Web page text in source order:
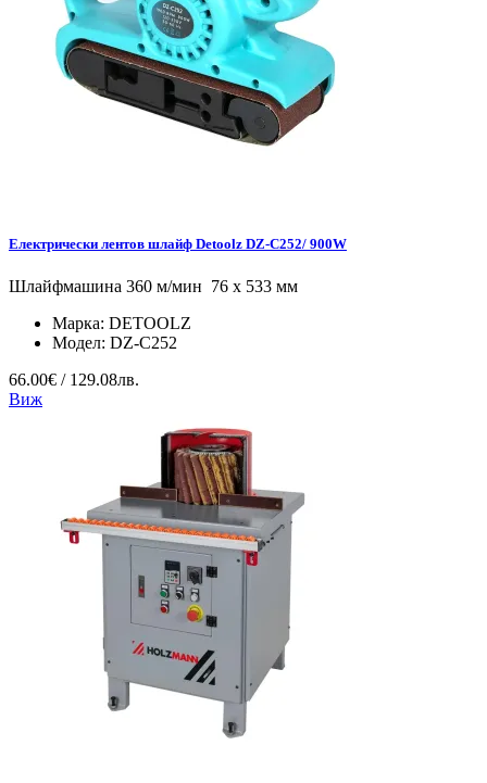
Електрически лентов шлайф Detoolz DZ-C252/ 900W
Шлайфмашина 360 м/мин 76 x 533 мм
Марка: DETOOLZ
Модел: DZ-C252
66.00€ / 129.08лв.
Виж